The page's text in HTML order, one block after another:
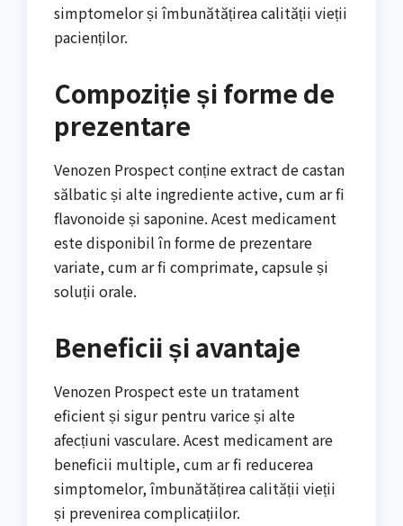
simptomelor și îmbunătățirea calității vieții
pacienților.
Compoziție și forme de
prezentare
Venozen Prospect conține extract de castan
sălbatic și alte ingrediente active, cum ar fi
flavonoide și saponine. Acest medicament
este disponibil în forme de prezentare
variate, cum ar fi comprimate, capsule și
soluții orale.
Beneficii și avantaje
Venozen Prospect este un tratament
eficient și sigur pentru varice și alte
afecțiuni vasculare. Acest medicament are
beneficii multiple, cum ar fi reducerea
simptomelor, îmbunătățirea calității vieții
și prevenirea complicațiilor.